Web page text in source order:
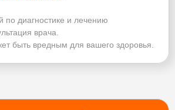
по диагностике и лечению
врача.
быть вредным для вашего здоровья.